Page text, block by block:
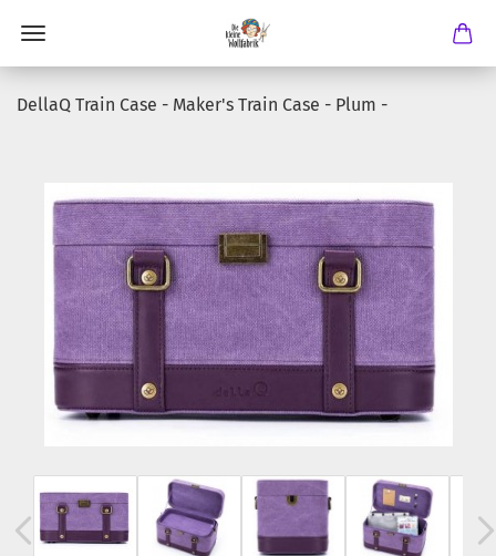
DellaQ Train Case - Maker's Train Case - Plum -